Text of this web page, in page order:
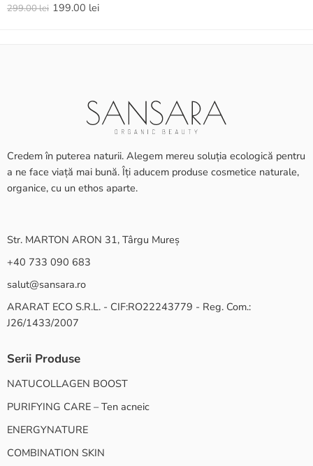
299.00lei 199.00 lei
Credem în puterea naturii. Alegem mereu soluția ecologică pentru
a ne face viață mai bună. Îți aducem produse cosmetice naturale,
organice, cu un ethos aparte.
Str. MARTON ARON 31, Târgu Mureș
+40 733 090 683
salut@sansara.ro
ARARAT ECO S.R.L. - CIF:RO22243779 - Reg. Com.:
J26/1433/2007
Serii Produse
NATUCOLLAGEN BOOST
PURIFYING CARE – Ten acneic
ENERGYNATURE
COMBINATION SKIN